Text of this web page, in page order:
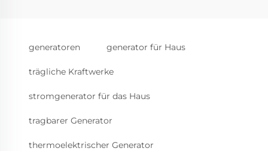
generatoren generator für Haus
trägliche Kraftwerke
stromgenerator für das Haus
tragbarer Generator
thermoelektrischer Generator